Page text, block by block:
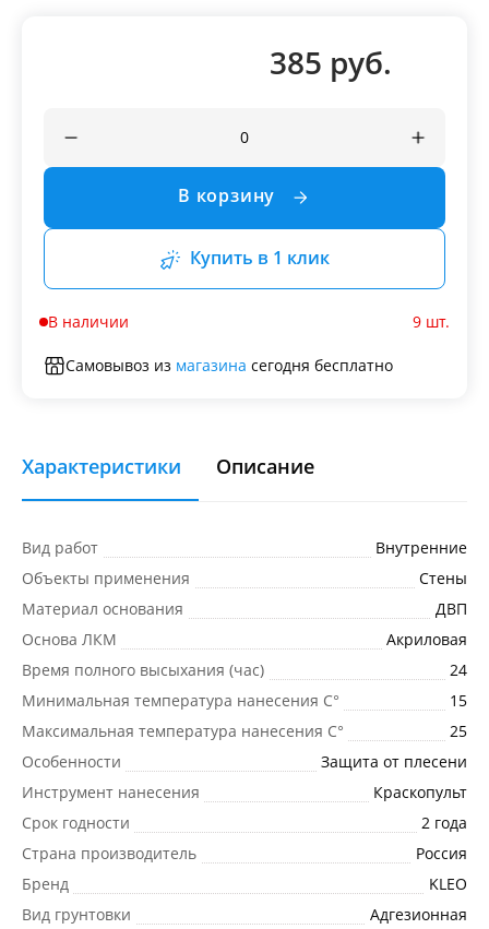
385 руб.
В корзину
Купить в 1 клик
В наличии 9 шт.
Самовывоз из магазина сегодня бесплатно
Характеристики Описание
Вид работ
Внутренние
Объекты применения
Стены
Материал основания
ДВП
Основа ЛКМ
Акриловая
Время полного высыхания (час)
24
Минимальная температура нанесения C°
15
Максимальная температура нанесения C°
25
Особенности
Защита от плесени
Инструмент нанесения
Краскопульт
Срок годности
2 года
Страна производитель
Россия
Бренд
KLEO
Вид грунтовки
Адгезионная